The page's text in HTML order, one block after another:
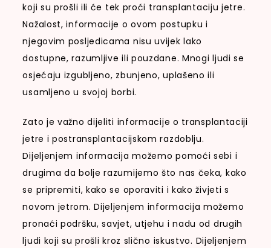
koji su prošli ili će tek proći transplantaciju jetre.
Nažalost, informacije o ovom postupku i
njegovim posljedicama nisu uvijek lako
dostupne, razumljive ili pouzdane. Mnogi ljudi se
osjećaju izgubljeno, zbunjeno, uplašeno ili
usamljeno u svojoj borbi.
Zato je važno dijeliti informacije o transplantaciji
jetre i postransplantacijskom razdoblju.
Dijeljenjem informacija možemo pomoći sebi i
drugima da bolje razumijemo što nas čeka, kako
se pripremiti, kako se oporaviti i kako živjeti s
novom jetrom. Dijeljenjem informacija možemo
pronaći podršku, savjet, utjehu i nadu od drugih
ljudi koji su prošli kroz slično iskustvo. Dijeljenjem